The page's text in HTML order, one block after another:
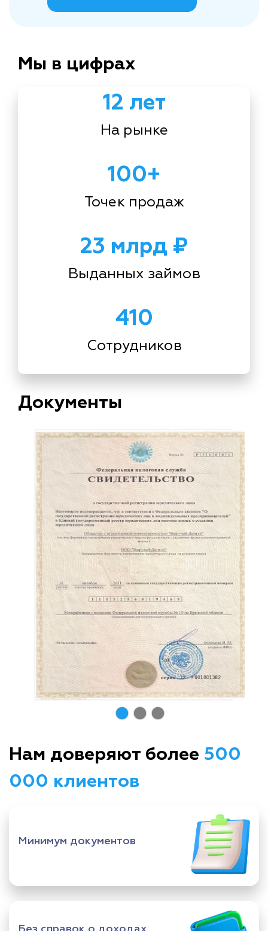
Мы в цифрах
12 лет
На рынке
100+
Точек продаж
23 млрд ₽
Выданных займов
410
Сотрудников
Документы
Нам доверяют более 500
000 клиентов
Минимум документов